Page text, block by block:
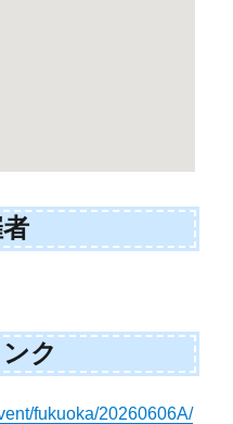
ク
fukuoka/20260606A/